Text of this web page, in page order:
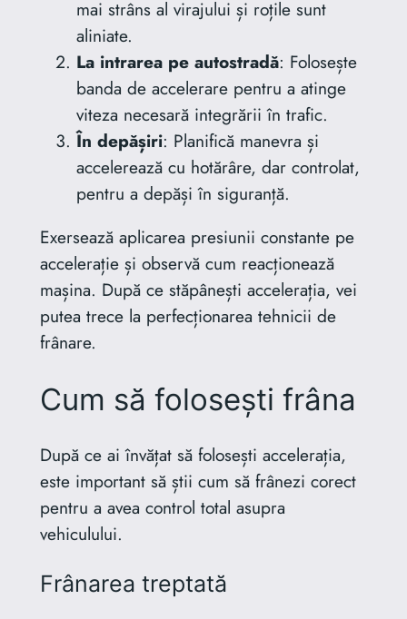
mai strâns al virajului și roțile sunt
aliniate.
La intrarea pe autostradă: Folosește
banda de accelerare pentru a atinge
viteza necesară integrării în trafic.
În depășiri: Planifică manevra și
accelerează cu hotărâre, dar controlat,
pentru a depăși în siguranță.
Exersează aplicarea presiunii constante pe
accelerație și observă cum reacționează
mașina. După ce stăpânești accelerația, vei
putea trece la perfecționarea tehnicii de
frânare.
Cum să folosești frâna
După ce ai învățat să folosești accelerația,
este important să știi cum să frânezi corect
pentru a avea control total asupra
vehiculului.
Frânarea treptată